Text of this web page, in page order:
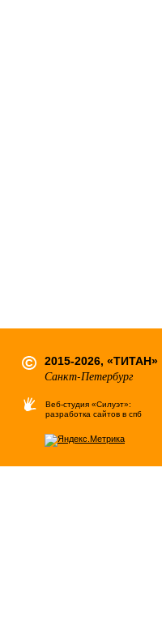
2015-2026, «ТИТАН»
Санкт-Петербург
Веб-студия «Силуэт»:
разработка сайтов в спб